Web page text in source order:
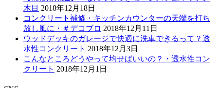
木目 2018年12月18日
コンクリート補修・キッチンカウンターの天端を打ち
放し風に・＃デコブロ 2018年12月11日
ウッドデッキのガレージで快適に洗車できるって？透
水性コンクリート 2018年12月3日
こんなところどうやって均せばいいの？・透水性コン
クリート 2018年12月1日